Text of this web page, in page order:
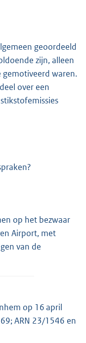
geoordeeld
zijn, alleen
waren.
over een
op het bezwaar
Airport, met
van de
op 16 april
ARN 23/1546 en